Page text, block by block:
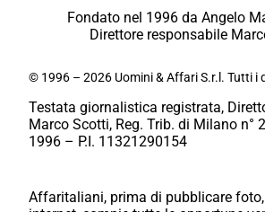
Fondato nel 1996 da Angelo
Direttore responsabile
© 1996 – 2026 Uomini & Affari S.r.l. Tutti i
Testata giornalistica registrata,
Marco Scotti, Reg. Trib. di Milano n°
1996 – P.I. 11321290154
Affaritaliani, prima di pubblicare